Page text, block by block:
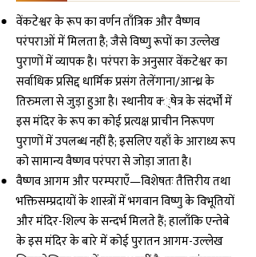
वेंकटेश्वर के रूप का वर्णन ताँत्रिक और वैष्णव
परंपराओं में मिलता है; जैसे विष्णु रूपों का उल्लेख
पुराणों में व्यापक है। परंपरा के अनुसार वेंकटेश्वर का
सर्वाधिक प्रसिद्द धार्मिक प्रसंग तेलेंगाना/आन्ध्र के
तिरुमला से जुड़ा हुआ है। स्थानीय क्‍्षेत्र के संदर्भों में
इस मंदिर के रूप का कोई प्रत्यक्ष प्राचीन निरूपण
पुराणों में उपलब्ध नहीं है; इसलिए यहाँ के आराध्य रूप
को सामान्य वैष्णव परंपरा से जोड़ा जाता है।
वैष्णव आगम और परम्पराएँ—विशेषतः तैत्तिरीय तथा
भक्तिसम्प्रदायों के शास्त्रों में भगवान विष्णु के विभूतियों
और मंदिर-शिल्प के सन्दर्भ मिलते हैं; हालाँकि एन्तेबे
के इस मंदिर के बारे में कोई पुरातन आगम-उल्लेख